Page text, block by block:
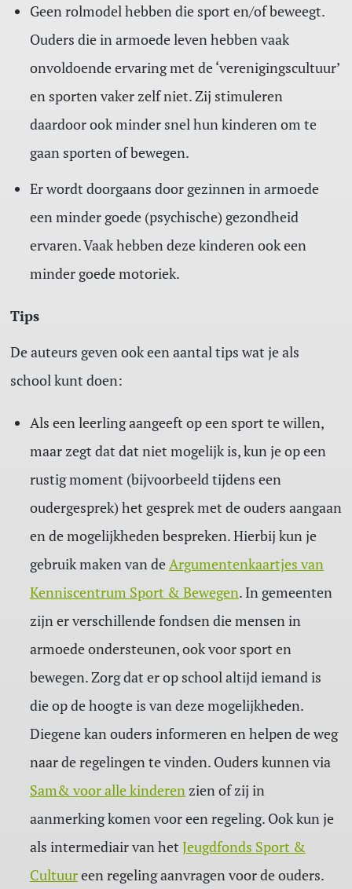
Geen rolmodel hebben die sport en/of beweegt.
Ouders die in armoede leven hebben vaak
onvoldoende ervaring met de ‘verenigingscultuur’
en sporten vaker zelf niet. Zij stimuleren
daardoor ook minder snel hun kinderen om te
gaan sporten of bewegen.
Er wordt doorgaans door gezinnen in armoede
een minder goede (psychische) gezondheid
ervaren. Vaak hebben deze kinderen ook een
minder goede motoriek.
Tips
De auteurs geven ook een aantal tips wat je als
school kunt doen:
Als een leerling aangeeft op een sport te willen,
maar zegt dat dat niet mogelijk is, kun je op een
rustig moment (bijvoorbeeld tijdens een
oudergesprek) het gesprek met de ouders aangaan
en de mogelijkheden bespreken. Hierbij kun je
gebruik maken van deArgumentenkaartjes van
Kenniscentrum Sport & Bewegen. In gemeenten
zijn er verschillende fondsen die mensen in
armoede ondersteunen, ook voor sport en
bewegen. Zorg dat er op school altijd iemand is
die op de hoogte is van deze mogelijkheden.
Diegene kan ouders informeren en helpen de weg
naar de regelingen te vinden. Ouders kunnen via
Sam& voor alle kinderenzien of zij in
aanmerking komen voor een regeling. Ook kun je
als intermediair van het Jeugdfonds Sport &
Cultuureen regeling aanvragen voor de ouders.